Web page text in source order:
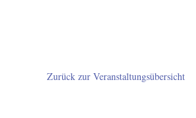
Zurück zur Veranstaltungsübersicht